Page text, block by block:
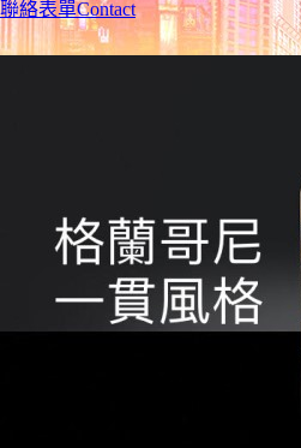
聯絡表單Contact